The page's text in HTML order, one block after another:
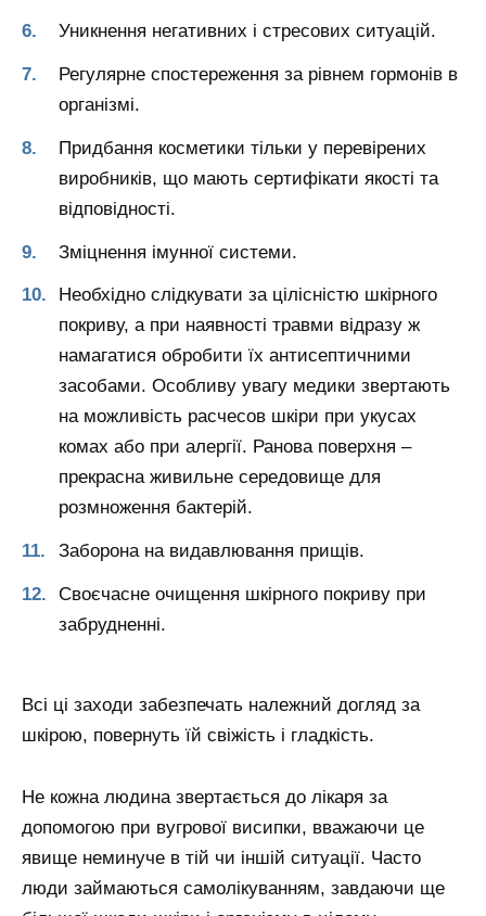
Уникнення негативних і стресових ситуацій.
Регулярне спостереження за рівнем гормонів в
організмі.
Придбання косметики тільки у перевірених
виробників, що мають сертифікати якості та
відповідності.
Зміцнення імунної системи.
Необхідно слідкувати за цілісністю шкірного
покриву, а при наявності травми відразу ж
намагатися обробити їх антисептичними
засобами. Особливу увагу медики звертають
на можливість расчесов шкіри при укусах
комах або при алергії. Ранова поверхня –
прекрасна живильне середовище для
розмноження бактерій.
Заборона на видавлювання прищів.
Своєчасне очищення шкірного покриву при
забрудненні.
Всі ці заходи забезпечать належний догляд за
шкірою, повернуть їй свіжість і гладкість.
Не кожна людина звертається до лікаря за
допомогою при вугрової висипки, вважаючи це
явище неминуче в тій чи іншій ситуації. Часто
люди займаються самолікуванням, завдаючи ще